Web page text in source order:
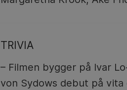
TRIVIA
– Filmen bygger på Ivar
von Sydows debut på vita